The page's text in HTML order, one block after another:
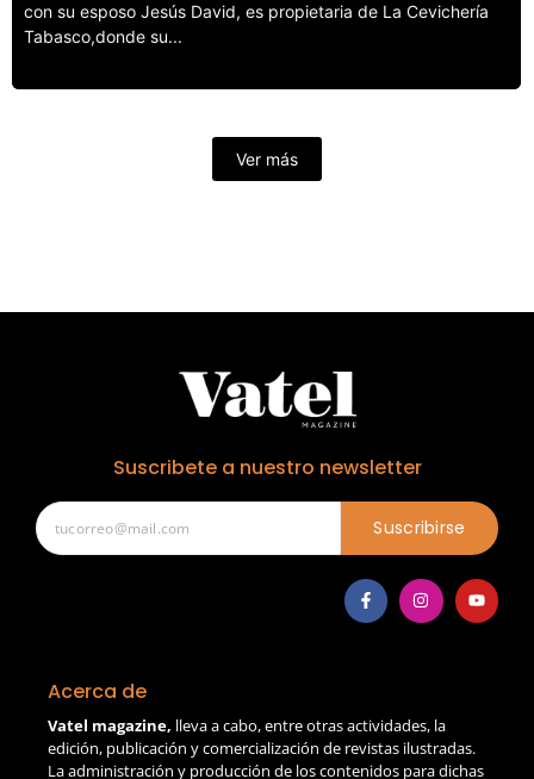
con su esposo Jesús David, es propietaria de La Cevichería
Tabasco,donde su...
Ver más
Suscribete a nuestro newsletter
Suscribirse
Acerca de
Vatel magazine, lleva a cabo, entre otras actividades, la
edición, publicación y comercialización de revistas ilustradas.
La administración y producción de los contenidos para dichas